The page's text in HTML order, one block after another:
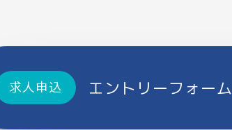
求人申込 エントリーフォーム